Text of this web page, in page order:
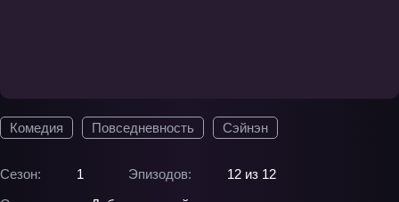
Комедия Повседневность Сэйнэн
Сезон: 1 Эпизодов:
12 из 12